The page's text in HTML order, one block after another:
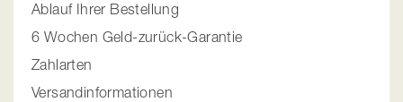
Ablauf Ihrer Bestellung
6 Wochen Geld-zurück-Garantie
Zahlarten
Versandinformationen